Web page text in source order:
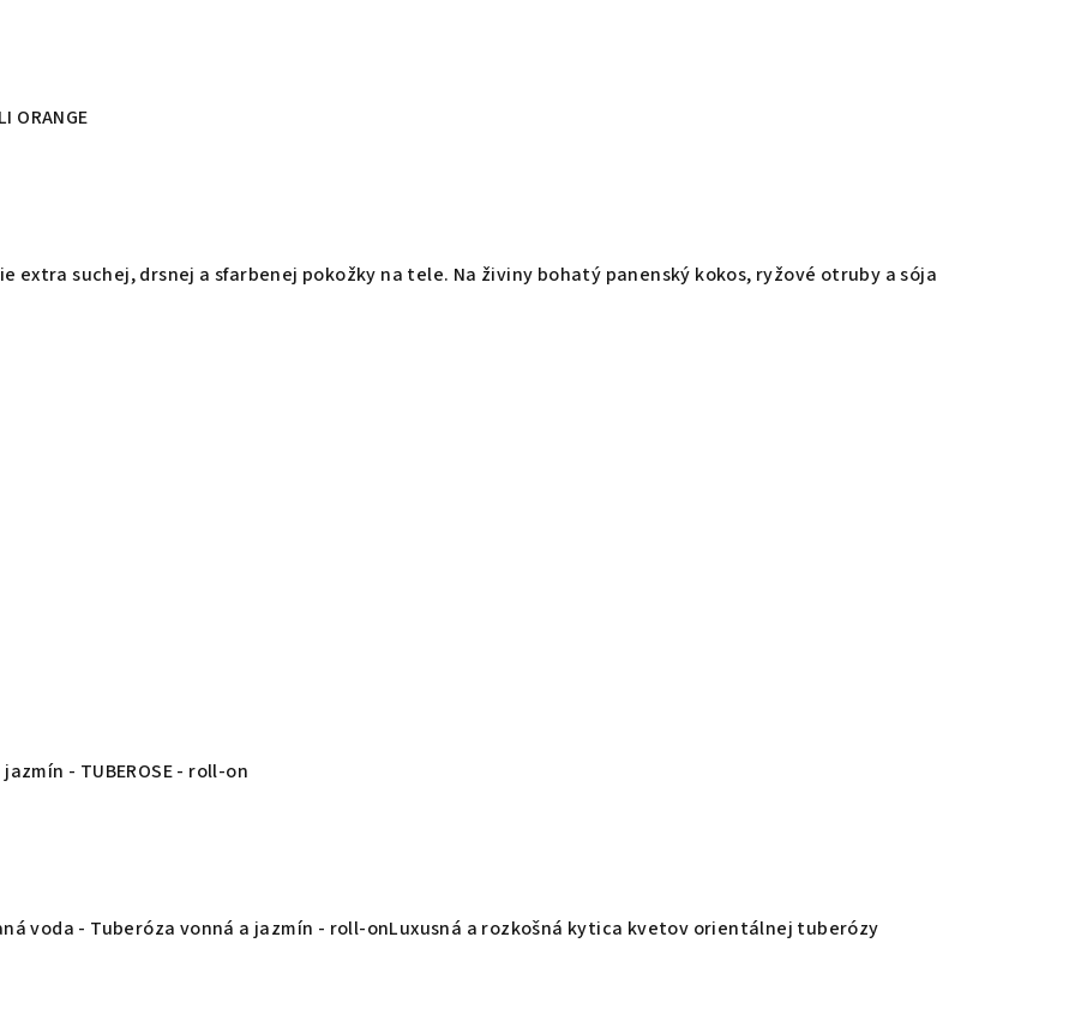
ORANGE
extra suchej, drsnej a sfarbenej pokožky na tele. Na živiny bohatý panenský kokos, ryžové otruby a sója
- TUBEROSE - roll-on
voda - Tuberóza vonná a jazmín - roll-onLuxusná a rozkošná kytica kvetov orientálnej tuberózy